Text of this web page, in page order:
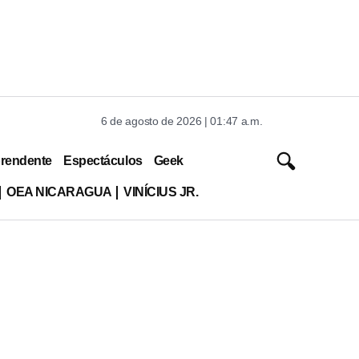
6 de agosto de 2026 | 01:47 a.m.
Espectáculos Geek
OEA NICARAGUA VINÍCIUS JR.